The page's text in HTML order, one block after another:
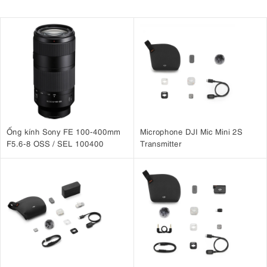
3. Thời lượng flash ngắn giúp đóng băng
chuyển động
Godox DP600III-V sở hữu thời lượng flash từ 1/800 giây đến 1/2000
giây, cho phép ghi lại các chuyển động nhanh với độ sắc nét cao. Đây
là ưu điểm quan trọng khi chụp chân dung động, thời trang, trẻ em,
Ống kính Sony FE 100-400mm
F5.6-8 OSS / SEL 100400
Microphone DJI Mic Mini 2S
Transmitter